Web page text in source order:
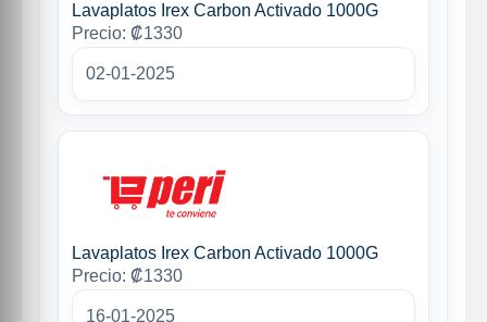
Lavaplatos Irex Carbon Activado 1000G
Precio: ₡1330
02-01-2025
Lavaplatos Irex Carbon Activado 1000G
Precio: ₡1330
16-01-2025